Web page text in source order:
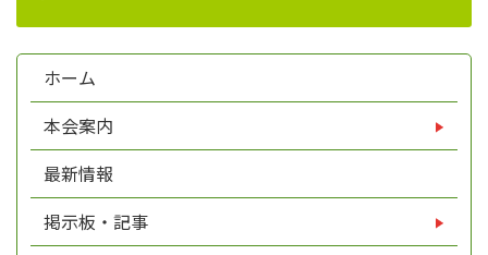
ホーム
本会案内
最新情報
掲示板・記事